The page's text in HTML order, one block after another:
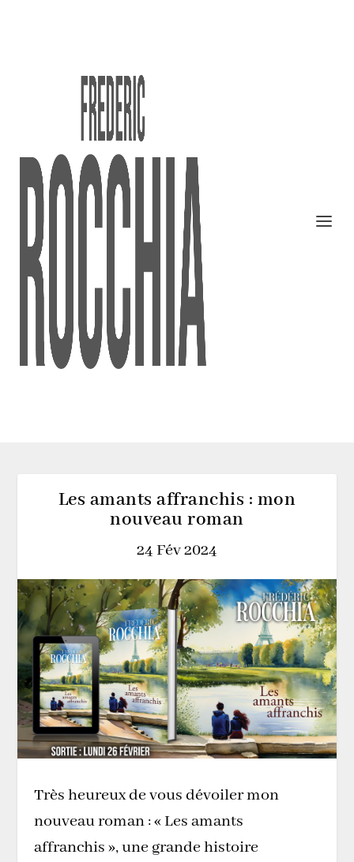
Les amants affranchis : mon
nouveau roman
24 Fév 2024
Très heureux de vous dévoiler mon
nouveau roman : « Les amants
affranchis », une grande histoire